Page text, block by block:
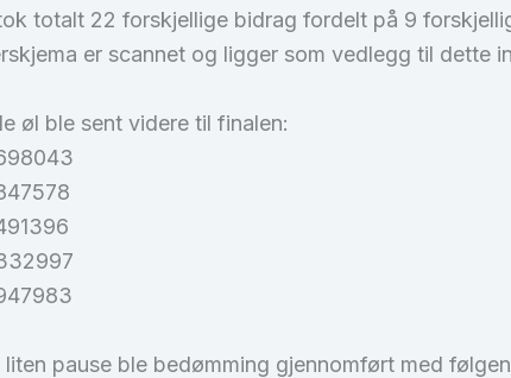
totalt 22 forskjellige bidrag fordelt på 9
er scannet og ligger som vedlegg til dette
øl ble sent videre til finalen:
liten pause ble bedømming gjennomført med